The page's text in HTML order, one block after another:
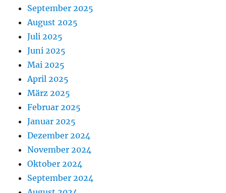
September 2025
August 2025
Juli 2025
Juni 2025
Mai 2025
April 2025
März 2025
Februar 2025
Januar 2025
Dezember 2024
November 2024
Oktober 2024
September 2024